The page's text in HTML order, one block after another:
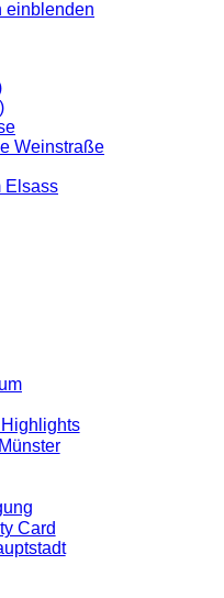
einblenden
Weinstraße
Elsass
Card